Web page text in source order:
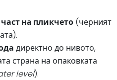
на пликчето (черният
директно до нивото,
страна на опаковката
level).